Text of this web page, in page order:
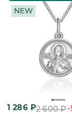
1 286₽2 600₽-